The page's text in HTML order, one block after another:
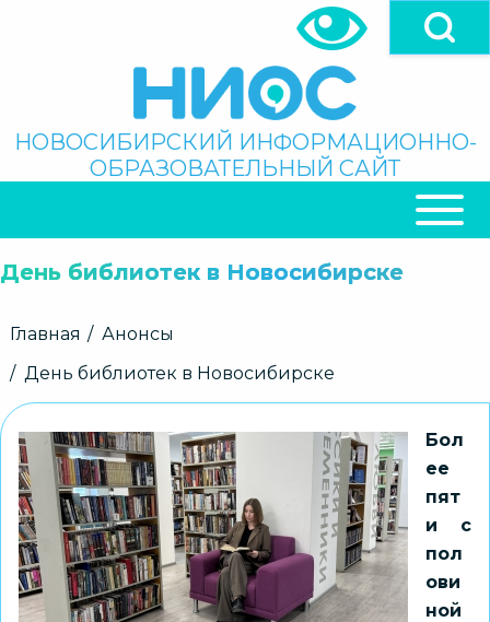
Поиск
НОВОСИБИРСКИЙ ИНФОРМАЦИОННО-
ОБРАЗОВАТЕЛЬНЫЙ САЙТ
НАВИГАЦИЯ
День библиотек в Новосибирске
Строка
Главная
Анонсы
День библиотек в Новосибирске
Бол
ее
пят
и с
пол
ови
ной